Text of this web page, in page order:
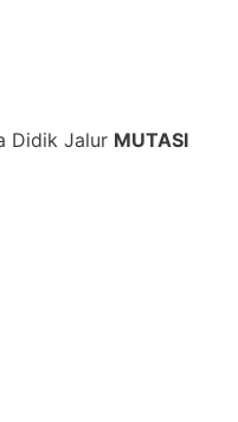
Didik Jalur MUTASI